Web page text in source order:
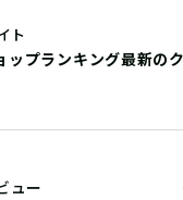
ト
ップランキング最新の
ュー